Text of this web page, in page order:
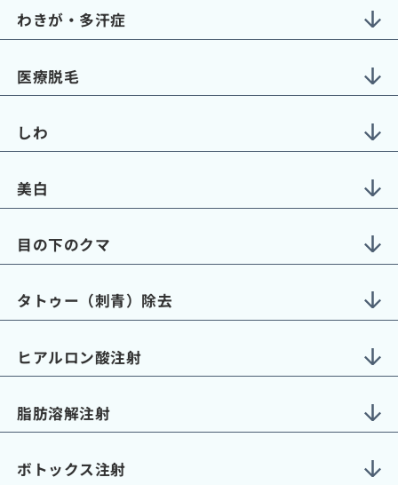
わきが・多汗症
医療脱毛
しわ
美白
目の下のクマ
タトゥー（刺青）除去
ヒアルロン酸注射
脂肪溶解注射
ボトックス注射